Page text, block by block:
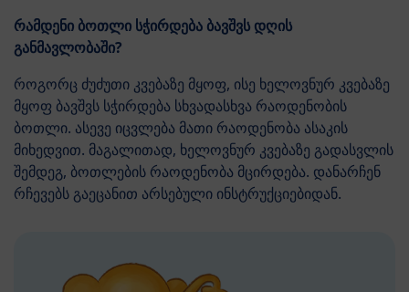
რამდენი ბოთლი სჭირდება ბავშვს დღის
განმავლობაში?
როგორც ძუძუთი კვებაზე მყოფ, ისე ხელოვნურ კვებაზე
მყოფ ბავშვს სჭირდება სხვადასხვა რაოდენობის
ბოთლი. ასევე იცვლება მათი რაოდენობა ასაკის
მიხედვით. მაგალითად, ხელოვნურ კვებაზე გადასვლის
შემდეგ, ბოთლების რაოდენობა მცირდება. დანარჩენ
რჩევებს გაეცანით არსებული ინსტრუქციებიდან.